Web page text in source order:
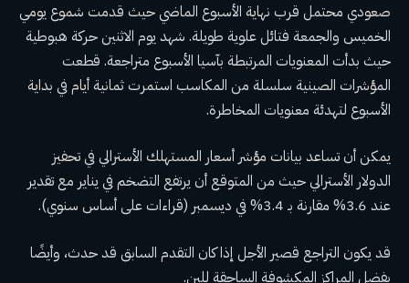
صعودي محتمل قرب نهاية الأسبوع الماضي حيث قدمت شموع يومي
الخميس والجمعة فتائل علوية طويلة. شهد يوم الاثنين حركة هبوطية
حيث بدأت المعنويات المرتبطة بآسيا الأسبوع متراجعة. قطعت
المؤشرات الصينية سلسلة من المكاسب استمرت ثمانية أيام في بداية
الأسبوع لتهدئة معنويات المخاطرة.
يمكن أن تساعد بيانات مؤشر أسعار المستهلك الأسترالي في تحفيز
الدولار الأسترالي حيث من المتوقع أن يرتفع التضخم في يناير مع تقدير
عند 3.6% مقارنة بـ 3.4% في ديسمبر (قراءات على أساس سنوي).
قد يكون التراجع قصير الأجل إذا كان التقدم السابق قد حدث، وأيضًا
بفضل المراكز المكشوفة الساحقة للين.